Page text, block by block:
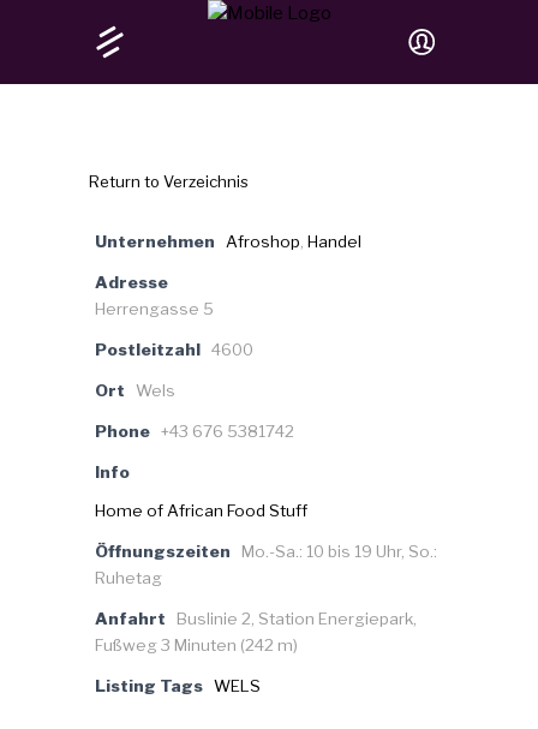
Return to Verzeichnis
Unternehmen Afroshop Handel
Adresse
Herrengasse 5
Postleitzahl 4600
Ort Wels
Phone +43 676 5381742
Info
Home of African Food Stuff
Öffnungszeiten
Mo.-Sa.: 10 bis 19 Uhr, So.:
Ruhetag
Anfahrt
Buslinie 2, Station Energiepark,
Fußweg 3 Minuten (242 m)
Listing Tags WELS